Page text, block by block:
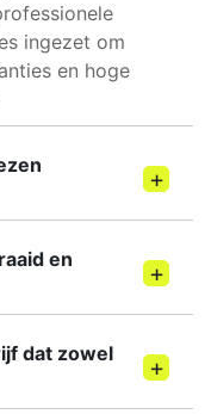
ingezet om
en hoge
en
dat zowel